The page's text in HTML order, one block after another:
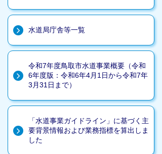
水道局庁舎等一覧
令和7年度鳥取市水道事業概要（令和
6年度版：令和6年4月1日から令和7年
3月31日まで）
「水道事業ガイドライン」に基づく主
要背景情報および業務指標を算出しま
した